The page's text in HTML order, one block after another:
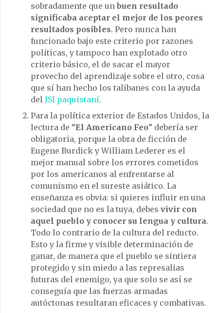
sobradamente que un buen resultado
significaba aceptar el mejor de los peores
resultados posibles. Pero nunca han
funcionado bajo este criterio por razones
políticas, y tampoco han explotado otro
criterio básico, el de sacar el mayor
provecho del aprendizaje sobre el otro, cosa
que sí han hecho los talibanes con la ayuda
del ISI paquistaní.
Para la política exterior de Estados Unidos, la
lectura de “El Americano Feo” debería ser
obligatoria, porque la obra de ficción de
Eugene Burdick y William Lederer es el
mejor manual sobre los errores cometidos
por los americanos al enfrentarse al
comunismo en el sureste asiático. La
enseñanza es obvia: si quieres influir en una
sociedad que no es la tuya, debes vivir con
aquel pueblo y conocer su lengua y cultura.
Todo lo contrario de la cultura del reducto.
Esto y la firme y visible determinación de
ganar, de manera que el pueblo se sintiera
protegido y sin miedo a las represalias
futuras del enemigo, ya que solo se así se
conseguía que las fuerzas armadas
autóctonas resultaran eficaces y combativas.